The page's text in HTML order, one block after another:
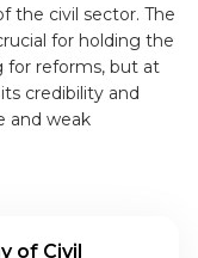
the civil sector. The
for holding the
for reforms, but at
credibility and
and weak
of Civil